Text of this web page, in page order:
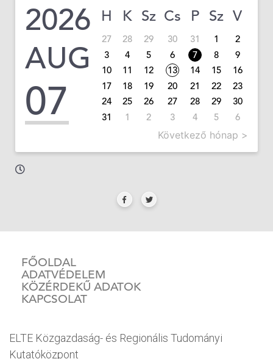
2026
AUG
07
H K Sz Cs P Sz V
27 28 29 30 31 1
2
3
4 5 6 7 8
9
10
11 12 13 14 15
16
17
18 19 20 21 22
23
24
25 26 27 28 29
30
31
1 2 3 4 5 6
Következő hónap >
FŐOLDAL
ADATVÉDELEM
KÖZÉRDEKŰ ADATOK
KAPCSOLAT
ELTE Közgazdaság- és Regionális Tudományi
Kutatóközpont